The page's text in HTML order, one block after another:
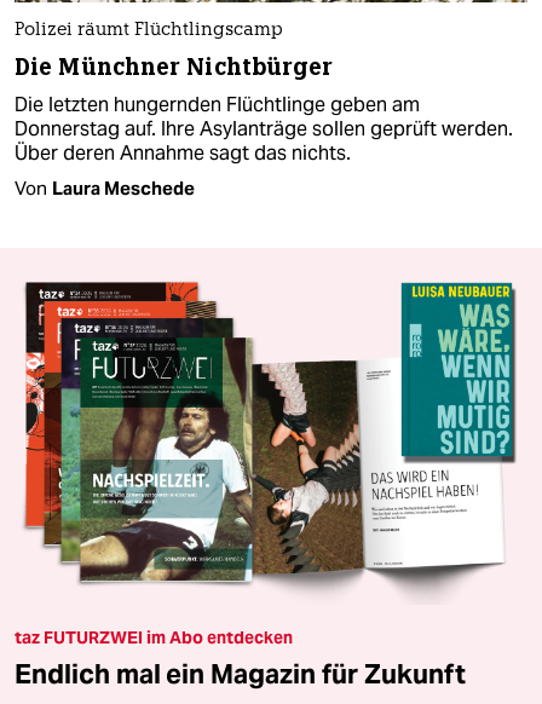
Polizei räumt Flüchtlingscamp
Die Münchner Nichtbürger
Die letzten hungernden Flüchtlinge geben am
Donnerstag auf. Ihre Asylanträge sollen geprüft werden.
Über deren Annahme sagt das nichts.
Von Laura Meschede
taz FUTURZWEI im Abo entdecken
Endlich mal ein Magazin für Zukunft